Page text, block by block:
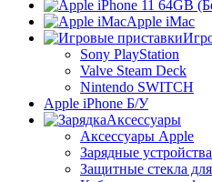
Apple iMac
Sony PlayStation
Valve Steam Deck
Nintendo SWITCH
Apple iPhone Б/У
Аксессуары
Аксессуары Apple
Зарядные
Защитные стекла